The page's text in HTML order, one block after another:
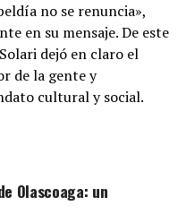
no se renuncia»,
en su mensaje. De este
dejó en claro el
de la gente y
cultural y social.
Olascoaga: un